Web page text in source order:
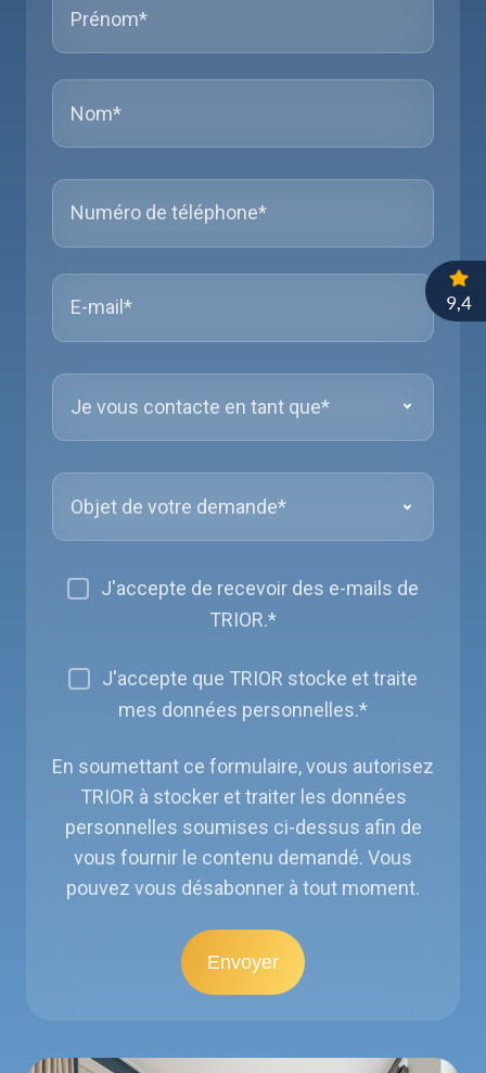
J'accepte de recevoir des e-mails de
TRIOR.*
J'accepte que TRIOR stocke et traite
mes données personnelles.*
En soumettant ce formulaire, vous autorisez
TRIOR à stocker et traiter les données
personnelles soumises ci-dessus afin de
vous fournir le contenu demandé. Vous
pouvez vous désabonner à tout moment.